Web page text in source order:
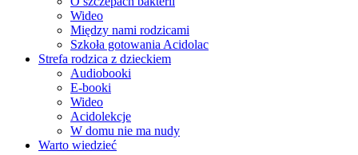
Wideo
Między nami rodzicami
Szkoła gotowania Acidolac
Strefa rodzica z dzieckiem
Audiobooki
E-booki
Wideo
Acidolekcje
W domu nie ma nudy
Warto wiedzieć